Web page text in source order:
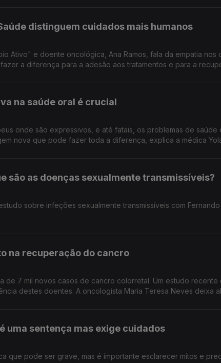
distinguem cuidados mais humanos
Ativo" e doente oncológica, Ana Ramos, fala da empatia nos
a diferença para a adesão aos tratamentos e para a
na saúde oral é crucial
onde são expressivos, e até fatais, os problemas de saúde
nova que pode fazer toda a diferença, explica a médica
são as doenças sexualmente transmissíveis?
sobre infeções sexualmente transmissíveis com
na recuperação do cancro
de 7 mil novos casos de cancro colorretal. Um estudo
destes doentes. A oncologista Maria Teresa Neves deixa
uma sentença mas exige cuidados
que pode ser grave, mas é importante esclarecer mitos e